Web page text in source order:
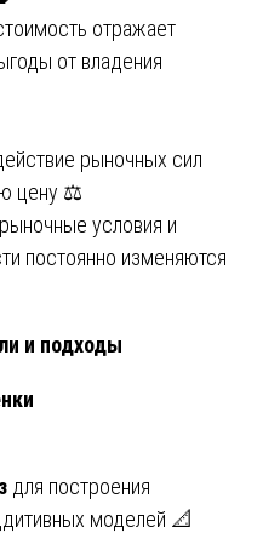
отражает
от владения
рыночных сил
цену ⚖️
рыночные условия и
постоянно изменяются
и подходы
для построения
моделей 📐